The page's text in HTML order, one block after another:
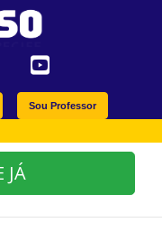
Sou Professor
JÁ